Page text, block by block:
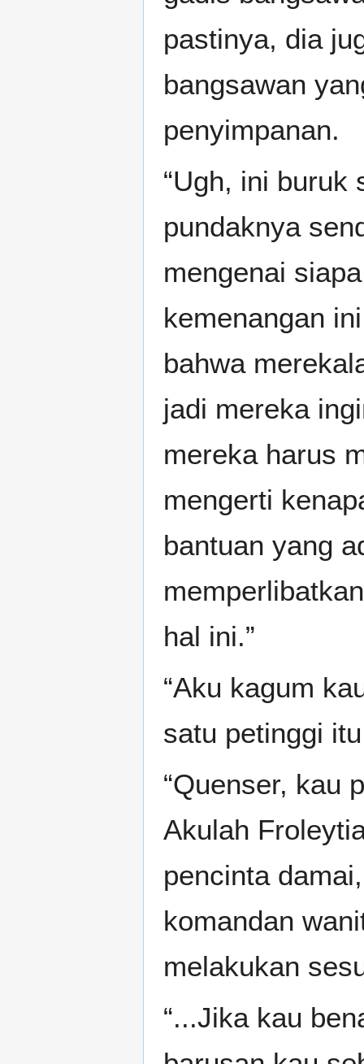
pastinya, dia
bangsawan
penyimpanan.
“Ugh, ini buruk
pundaknya
mengenai
kemenangan
bahwa
jadi mereka
mereka harus
mengerti
bantuan yang
hal ini.”
“Aku kagum
satu petinggi
“Quenser, kau
Akulah
pencinta
komandan
melakukan
“...Jika kau